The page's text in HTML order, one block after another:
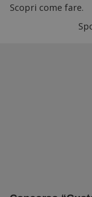
Scopri come fare.